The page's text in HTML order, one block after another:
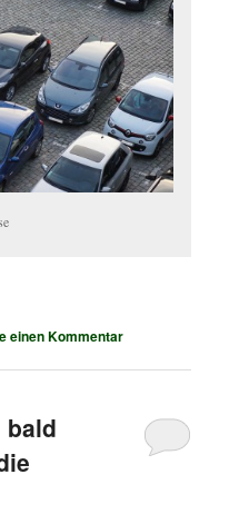
einen Kommentar
bald